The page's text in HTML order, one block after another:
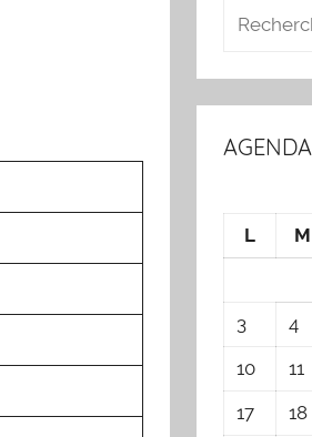
AGENDA
L
M
3
4
10
11
17
18